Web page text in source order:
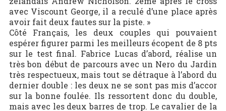
avec Viscount George, il a reculé d’une place après
avoir fait deux fautes sur la piste. »
Côté Français, les deux couples qui pouvaient
espérer figurer parmi les meilleurs écopent de 8 pts
sur le test final. Fabrice Lucas d’abord, réalise un
très bon début de parcours avec un Nero du Jardin
très respectueux, mais tout se détraque à l’abord du
dernier double : les deux ne se sont pas mis d’accor
sur la bonne foulée. Ils ressortent donc du double,
mais avec les deux barres de trop. Le cavalier de la